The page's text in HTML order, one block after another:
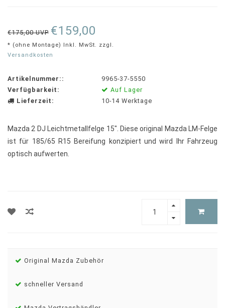
€175,00 UVP €159,00
* (ohne Montage) Inkl. MwSt. zzgl.
Versandkosten
Artikelnummer::
9965-37-5550
Verfügbarkeit:
Auf Lager
Lieferzeit:
10-14 Werktage
Mazda 2 DJ Leichtmetallfelge 15". Diese original Mazda LM-Felge
ist für 185/65 R15 Bereifung konzipiert und wird Ihr Fahrzeug
optisch aufwerten.
Original Mazda Zubehör
schneller Versand